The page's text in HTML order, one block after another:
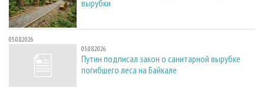
вырубки
05.08.2026
05.08.2026
Путин подписал закон о санитарной вырубке
погибшего леса на Байкале